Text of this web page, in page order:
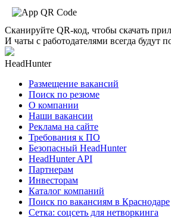
Сканируйте QR-код, чтобы скачать
И чаты с работодателями всегда будут
HeadHunter
Размещение вакансий
Поиск по резюме
О компании
Наши вакансии
Реклама на сайте
Требования к ПО
Безопасный HeadHunter
HeadHunter API
Партнерам
Инвесторам
Каталог компаний
Поиск по вакансиям в Краснодаре
Сетка: соцсеть для нетворкинга